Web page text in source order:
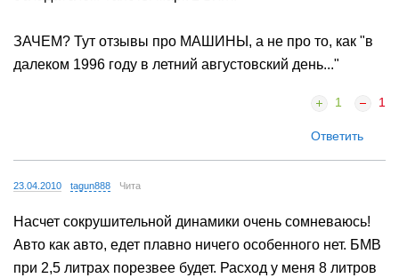
ЗАЧЕМ? Тут отзывы про МАШИНЫ, а не про то, как "в
далеком 1996 году в летний августовский день..."
1 1
Ответить
23.04.2010 tagun888 Чита
Насчет сокрушительной динамики очень сомневаюсь!
Авто как авто, едет плавно ничего особенного нет. БМВ
при 2,5 литрах порезвее будет. Расход у меня 8 литров